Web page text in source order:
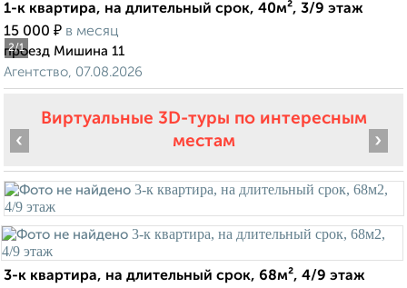
2/1
1-к квартира, на длительный срок, 40м², 3/9 этаж
15 000 ₽ в месяц
проезд Мишина 11
Агентство, 07.08.2026
Виртуальные 3D-туры по интересным
местам
‹ ›
3-к квартира, на длительный срок, 68м², 4/9 этаж